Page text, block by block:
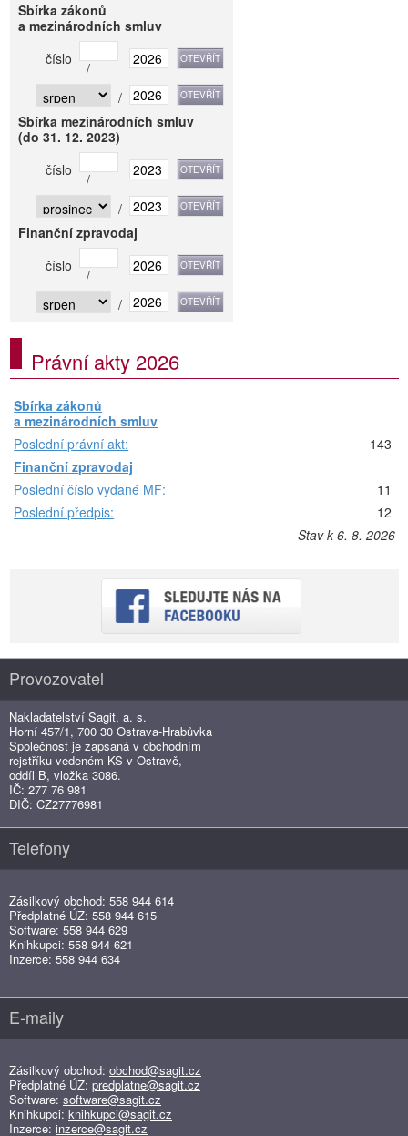
Sbírka zákonů
a mezinárodních smluv
číslo
/
/
Sbírka mezinárodních smluv
(do 31. 12. 2023)
číslo
/
/
Finanční zpravodaj
číslo
/
/
Právní akty 2026
Sbírka zákonů
a mezinárodních smluv
Poslední právní akt:
143
Finanční zpravodaj
Poslední číslo vydané MF:
11
Poslední předpis:
12
Stav k 6. 8. 2026
Provozovatel
Nakladatelství Sagit, a. s.
Horní 457/1, 700 30 Ostrava-Hrabůvka
Společnost je zapsaná v obchodním
rejstříku vedeném KS v Ostravě,
oddíl B, vložka 3086.
IČ: 277 76 981
DIČ: CZ27776981
Telefony
Zásilkový obchod: 558 944 614
Předplatné ÚZ: 558 944 615
Software: 558 944 629
Knihkupci: 558 944 621
Inzerce: 558 944 634
E-maily
Zásilkový obchod: obchod@sagit.cz
Předplatné ÚZ: predplatne@sagit.cz
Software: software@sagit.cz
Knihkupci: knihkupci@sagit.cz
Inzerce: inzerce@sagit.cz